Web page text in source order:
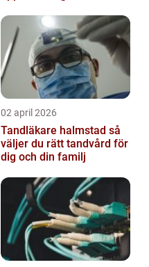
02 april 2026
Tandläkare halmstad så
väljer du rätt tandvård för
dig och din familj